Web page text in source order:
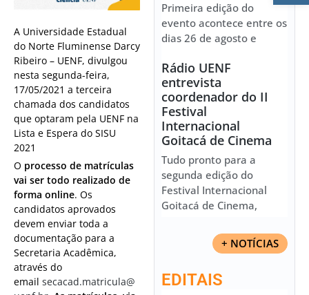
A Universidade Estadual
do Norte Fluminense Darcy
Ribeiro – UENF, divulgou
nesta segunda-feira,
17/05/2021 a terceira
chamada dos candidatos
que optaram pela UENF na
Lista e Espera do SISU
2021
O processo de matrículas
vai ser todo realizado de
forma online. Os
candidatos aprovados
devem enviar toda a
documentação para a
Secretaria Acadêmica,
através do
email secacad.matricula@
Primeira edição do
evento acontece entre os
dias 26 de agosto e
Rádio UENF
entrevista
coordenador do II
Festival
Internacional
Goitacá de Cinema
Tudo pronto para a
segunda edição do
Festival Internacional
Goitacá de Cinema,
+ NOTÍCIAS
EDITAIS